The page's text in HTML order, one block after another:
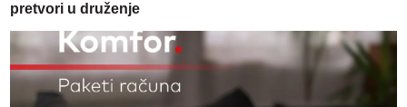
pretvori u druženje